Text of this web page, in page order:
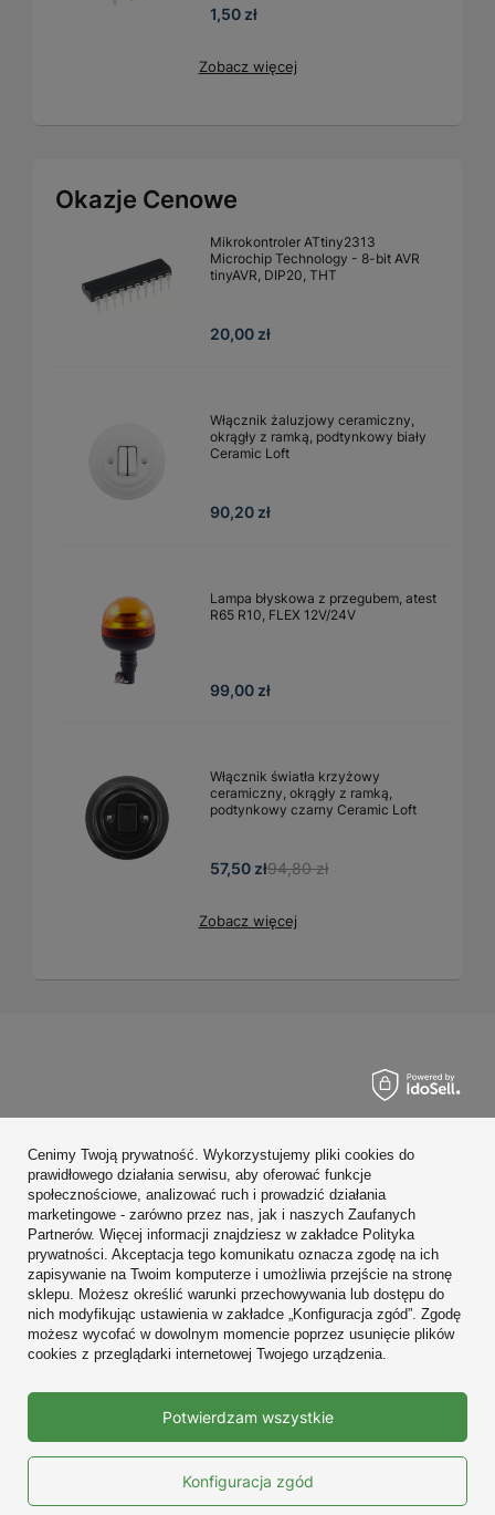
1,50 zł
Zobacz więcej
Okazje Cenowe
Mikrokontroler ATtiny2313
Microchip Technology - 8-bit AVR
tinyAVR, DIP20, THT
20,00 zł
Włącznik żaluzjowy ceramiczny,
okrągły z ramką, podtynkowy biały
Ceramic Loft
90,20 zł
Lampa błyskowa z przegubem, atest
R65 R10, FLEX 12V/24V
99,00 zł
Włącznik światła krzyżowy
ceramiczny, okrągły z ramką,
podtynkowy czarny Ceramic Loft
57,50 zł94,80 zł
Zobacz więcej
Konto
Regulaminy
Zobacz również
W sklepie prezentujemy ceny brutto (z VAT).
Cenimy Twoją prywatność. Wykorzystujemy pliki cookies do
prawidłowego działania serwisu, aby oferować funkcje
społecznościowe, analizować ruch i prowadzić działania
marketingowe - zarówno przez nas, jak i naszych Zaufanych
Partnerów. Więcej informacji znajdziesz w zakładce Polityka
prywatności. Akceptacja tego komunikatu oznacza zgodę na ich
zapisywanie na Twoim komputerze i umożliwia przejście na stronę
sklepu. Możesz określić warunki przechowywania lub dostępu do
nich modyfikując ustawienia w zakładce „Konfiguracja zgód”. Zgodę
możesz wycofać w dowolnym momencie poprzez usunięcie plików
cookies z przeglądarki internetowej Twojego urządzenia.
Konfiguracja zgód
Potwierdzam wszystkie